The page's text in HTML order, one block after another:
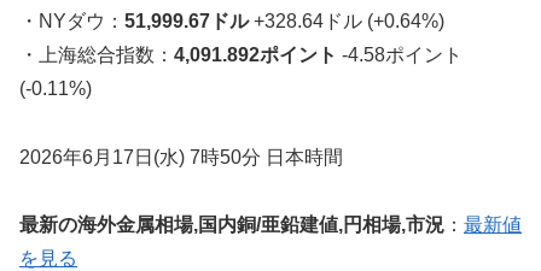
・NYダウ： 51,999.67ドル+328.64ドル (+0.64%)
・上海総合指数： 4,091.892ポイント -4.58ポイント
(-0.11%)
2026年6月17日(水) 7時50分 日本時間
最新の海外金属相場,国内銅/亜鉛建値,円相場,市況 ： 最新値
を見る